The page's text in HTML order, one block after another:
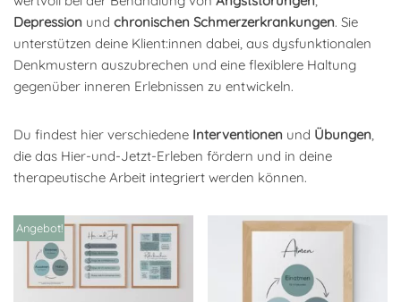
Depression und chronischen Schmerzerkrankungen. Sie
unterstützen deine Klient:innen dabei, aus dysfunktionalen
Denkmustern auszubrechen und eine flexiblere Haltung
gegenüber inneren Erlebnissen zu entwickeln.
Du findest hier verschiedene Interventionen und Übungen
die das Hier-und-Jetzt-Erleben fördern und in deine
therapeutische Arbeit integriert werden können.
Angebot!